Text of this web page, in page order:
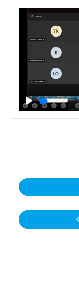
Play
Remember